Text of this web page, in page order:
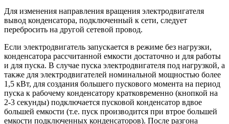
Для изменения направления вращения электродвигателя
вывод конденсатора, подключенный к сети, следует
перебросить на другой сетевой провод.
Если электродвигатель запускается в режиме без нагрузки,
конденсатора рассчитанной емкости достаточно и для работы
и для пуска. В случае пуска электродвигателя под нагрузкой, а
также для электродвигателей номинальной мощностью более
1,5 кВт, для создания большего пускового момента на период
пуска к рабочему конденсатору кратковременно (кнопкой на
2-3 секунды) подключается пусковой конденсатор вдвое
большей емкости (т.е. пуск производится при втрое большей
емкости подключенных конденсаторов). После разгона